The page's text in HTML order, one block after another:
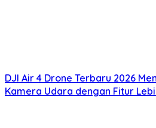
DJI Air 4 Drone Terbaru 2026
Kamera Udara dengan Fitur